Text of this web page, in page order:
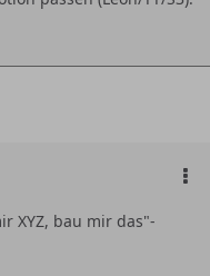
XYZ, bau mir das"-